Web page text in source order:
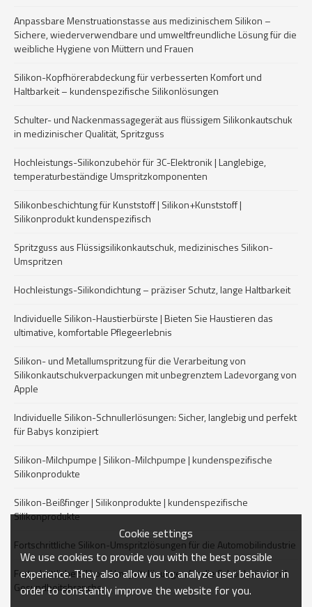
Anpassbare Menstruationstasse aus medizinischem Silikon –
Sichere, wiederverwendbare und umweltfreundliche Lösung für die
weibliche Hygiene von Müttern und Frauen
Silikon-Kopfhörerabdeckung für verbesserten Komfort und
Haltbarkeit – kundenspezifische Silikonlösungen
Schulter- und Nackenmassagegerät aus flüssigem Silikonkautschuk
in medizinischer Qualität, Spritzguss
Hochleistungs-Silikonzubehör für 3C-Elektronik | Langlebige,
temperaturbeständige Umspritzkomponenten
Silikonbeschichtung für Kunststoff | Silikon+Kunststoff |
Silikonprodukt kundenspezifisch
Spritzguss aus Flüssigsilikonkautschuk, medizinisches Silikon-
Umspritzen
Hochleistungs-Silikondichtung – präziser Schutz, lange Haltbarkeit
Individuelle Silikon-Haustierbürste | Bieten Sie Haustieren das
ultimative, komfortable Pflegeerlebnis
Silikon- und Metallumspritzung für die Verarbeitung von
Silikonkautschukverpackungen mit unbegrenztem Ladevorgang von
Apple
Individuelle Silikon-Schnullerlösungen: Sicher, langlebig und perfekt
für Babys konzipiert
Silikon-Milchpumpe | Silikon-Milchpumpe | kundenspezifische
Silikonprodukte
Silikon-Beißfinger | Silikonprodukte | kundenspezifische
Silikonprodukte
Fortschrittliche Silikon-Umspritzlösungen für die Automobilindustrie
Fortschrittliche Silikon-Umspritzlösungen für die Schönheits- und
Gesundheitsbranche
Cookie settings
We use cookies to provide you with the best possible
experience. They also allow us to analyze user behavior in
order to constantly improve the website for you.